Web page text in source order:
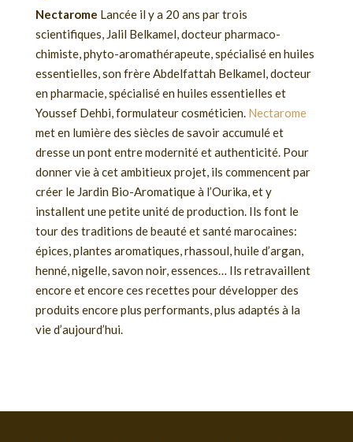
Nectarome Lancée il y a 20 ans par trois
scientifiques, Jalil Belkamel, docteur pharmaco-
chimiste, phyto-aromathérapeute, spécialisé en huiles
essentielles, son frère Abdelfattah Belkamel, docteur
en pharmacie, spécialisé en huiles essentielles et
Youssef Dehbi, formulateur cosméticien. Nectarome
met en lumière des siècles de savoir accumulé et
dresse un pont entre modernité et authenticité. Pour
donner vie à cet ambitieux projet, ils commencent par
créer le Jardin Bio-Aromatique à l’Ourika, et y
installent une petite unité de production. Ils font le
tour des traditions de beauté et santé marocaines:
épices, plantes aromatiques, rhassoul, huile d’argan,
henné, nigelle, savon noir, essences… Ils retravaillent
encore et encore ces recettes pour développer des
produits encore plus performants, plus adaptés à la
vie d’aujourd’hui.